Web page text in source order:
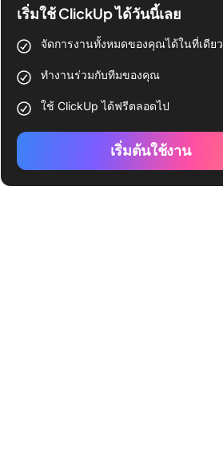
เริ่มใช้ ClickUp ได้วันนี้เลย
จัดการงานทั้งหมดของคุณได้ในที่เดียว
ทำงานร่วมกับทีมของคุณ
ใช้ ClickUp ได้ฟรีตลอดไป
เริ่มต้นใช้งาน